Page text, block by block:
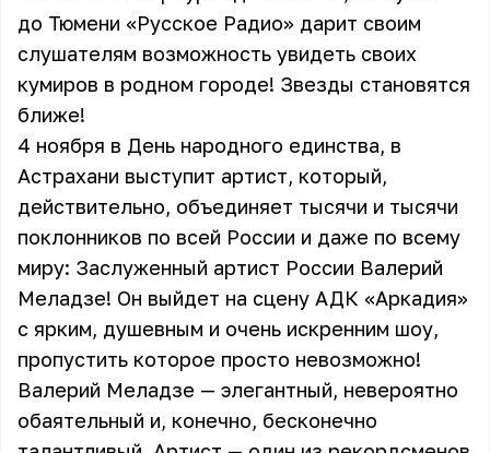
до Тюмени «Русское Радио» дарит своим
слушателям возможность увидеть своих
кумиров в родном городе! Звезды становятся
ближе!
4 ноября в День народного единства, в
Астрахани выступит артист, который,
действительно, объединяет тысячи и тысячи
поклонников по всей России и даже по всему
миру: Заслуженный артист России Валерий
Меладзе! Он выйдет на сцену АДК «Аркадия»
с ярким, душевным и очень искренним шоу,
пропустить которое просто невозможно!
Валерий Меладзе — элегантный, невероятно
обаятельный и, конечно, бесконечно